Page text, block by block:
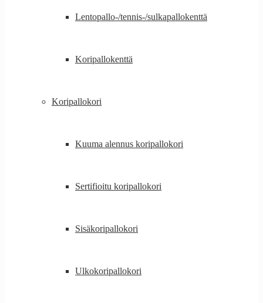
Lentopallo-/tennis-/sulkapallokenttä
Koripallokenttä
Koripallokori
Kuuma alennus koripallokori
Sertifioitu koripallokori
Sisäkoripallokori
Ulkokoripallokori